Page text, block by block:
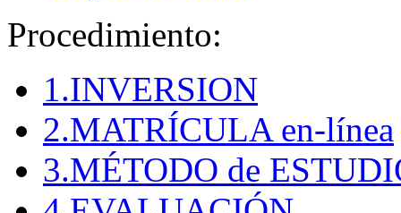
Procedimiento:
1.INVERSION
2.MATRÍCULA en-línea
3.MÉTODO de